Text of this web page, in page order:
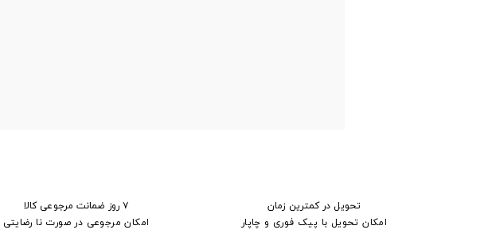
تحویل در کمترین زمان
امکان تحویل با پیک فوری و چاپار
۷ روز ضمانت مرجوعی کالا
امکان مرجوعی در صورت نا رضایتی